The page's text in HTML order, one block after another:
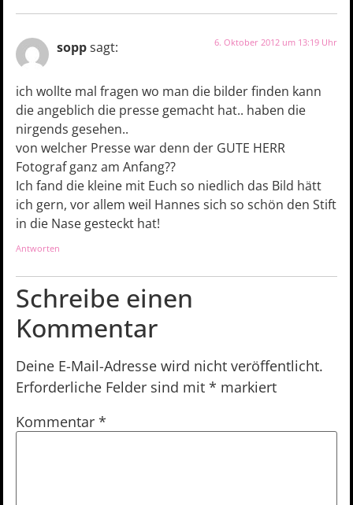
soppsagt: 6. Oktober 2012 um 13:19 Uhr
ich wollte mal fragen wo man die bilder finden kann
die angeblich die presse gemacht hat.. haben die
nirgends gesehen..
von welcher Presse war denn der GUTE HERR
Fotograf ganz am Anfang??
Ich fand die kleine mit Euch so niedlich das Bild hätt
ich gern, vor allem weil Hannes sich so schön den Stift
in die Nase gesteckt hat!
Antworten
Schreibe einen
Kommentar
Deine E-Mail-Adresse wird nicht veröffentlicht.
Erforderliche Felder sind mit * markiert
Kommentar *